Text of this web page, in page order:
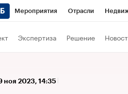
Мероприятия Отрасли
Экспертиза Решение
ноя 2023, 14:35